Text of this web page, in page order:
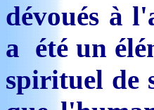
dévoués à
a été un
spirituel de